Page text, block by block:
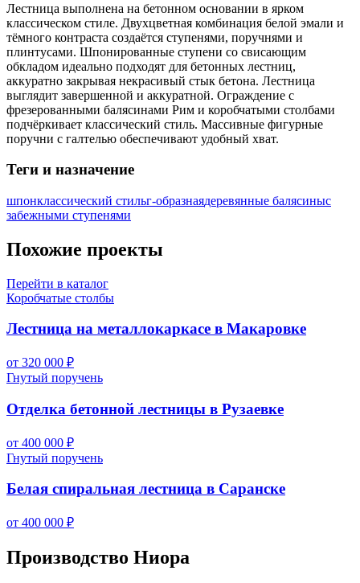
Лестница выполнена на бетонном основании в ярком
классическом стиле. Двухцветная комбинация белой эмали и
тёмного контраста создаётся ступенями, поручнями и
плинтусами. Шпонированные ступени со свисающим
обкладом идеально подходят для бетонных лестниц,
аккуратно закрывая некрасивый стык бетона. Лестница
выглядит завершенной и аккуратной. Ограждение с
фрезерованными балясинами Рим и коробчатыми столбами
подчёркивает классический стиль. Массивные фигурные
поручни с галтелью обеспечивают удобный хват.
Теги и назначение
шпонклассический стильг-образнаядеревянные балясиныс
забежными ступенями
Похожие проекты
Перейти в каталог
Коробчатые столбы
Лестница на металлокаркасе в Макаровке
от 320 000 ₽
Гнутый поручень
Отделка бетонной лестницы в Рузаевке
от 400 000 ₽
Гнутый поручень
Белая спиральная лестница в Саранске
от 400 000 ₽
Производство Ниора